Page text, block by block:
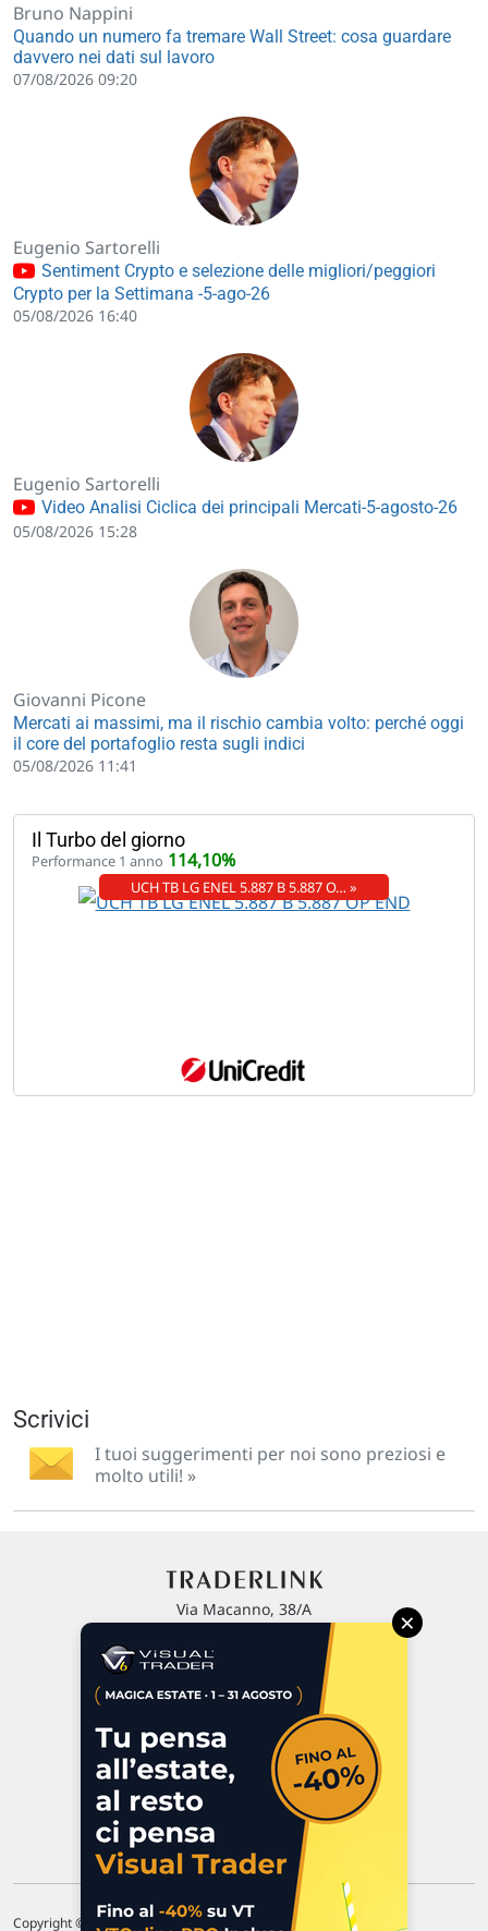
Bruno Nappini
Quando un numero fa tremare Wall Street: cosa guardare
davvero nei dati sul lavoro
07/08/2026 09:20
Eugenio Sartorelli
Sentiment Crypto e selezione delle migliori/peggiori
Crypto per la Settimana -5-ago-26
05/08/2026 16:40
Eugenio Sartorelli
Video Analisi Ciclica dei principali Mercati-5-agosto-26
05/08/2026 15:28
Giovanni Picone
Mercati ai massimi, ma il rischio cambia volto: perché oggi
il core del portafoglio resta sugli indici
05/08/2026 11:41
Il Turbo del giorno
Performance 1 anno 114,10%
UCH TB LG ENEL 5.887 B 5.887 O… »
Scrivici
I tuoi suggerimenti per noi sono preziosi e
molto utili! »
Via Macanno, 38/A
P.IVA 02 452 460 401
Commenti e segnalazioni
Contattaci
Copyright © 1996-2026 Traderlink Italia s.r.l.
×